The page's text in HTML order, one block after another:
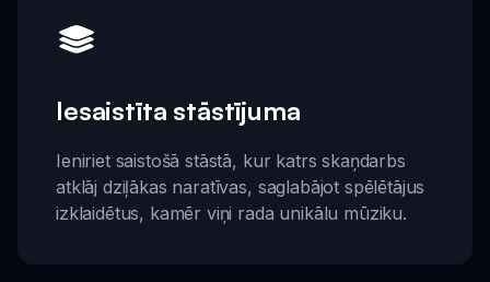
Iesaistīta stāstījuma
Ieniriet saistošā stāstā, kur katrs skaņdarbs
atklāj dziļākas naratīvas, saglabājot spēlētājus
izklaidētus, kamēr viņi rada unikālu mūziku.